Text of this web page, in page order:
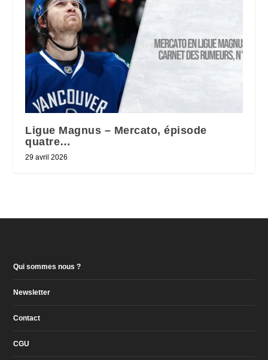
Ligue Magnus – Mercato, épisode
quatre…
29 avril 2026
Qui sommes nous ?
Newsletter
Contact
CGU